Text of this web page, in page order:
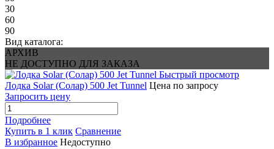
30
60
90
Вид каталога:
АРХИВ
НЕ ДОСТУПНО ДЛЯ ЗАКАЗА
Быстрый просмотр
Лодка Solar (Солар) 500 Jet Tunnel Цена по запросу
Запросить цену
Подробнее
Купить в 1 клик Сравнение
В избранное Недоступно